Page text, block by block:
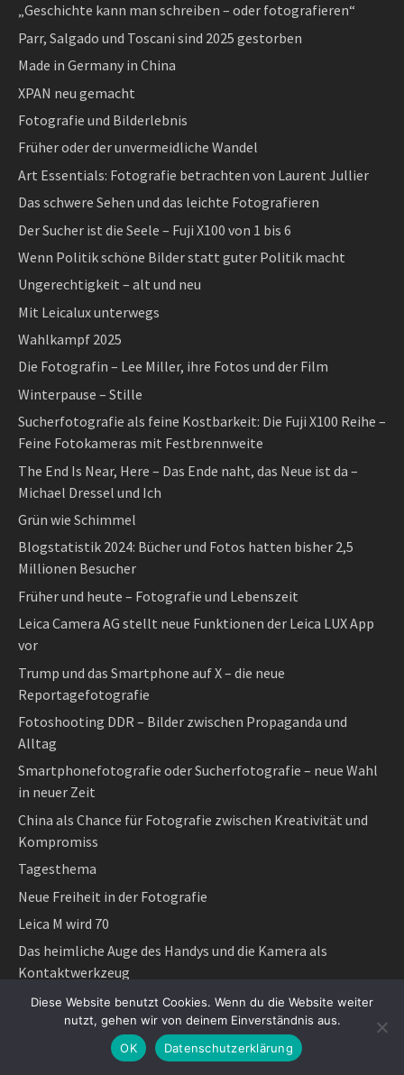
„Geschichte kann man schreiben – oder fotografieren“
Parr, Salgado und Toscani sind 2025 gestorben
Made in Germany in China
XPAN neu gemacht
Fotografie und Bilderlebnis
Früher oder der unvermeidliche Wandel
Art Essentials: Fotografie betrachten von Laurent Jullier
Das schwere Sehen und das leichte Fotografieren
Der Sucher ist die Seele – Fuji X100 von 1 bis 6
Wenn Politik schöne Bilder statt guter Politik macht
Ungerechtigkeit – alt und neu
Mit Leicalux unterwegs
Wahlkampf 2025
Die Fotografin – Lee Miller, ihre Fotos und der Film
Winterpause – Stille
Sucherfotografie als feine Kostbarkeit: Die Fuji X100 Reihe –
Feine Fotokameras mit Festbrennweite
The End Is Near, Here – Das Ende naht, das Neue ist da –
Michael Dressel und Ich
Grün wie Schimmel
Blogstatistik 2024: Bücher und Fotos hatten bisher 2,5
Millionen Besucher
Früher und heute – Fotografie und Lebenszeit
Leica Camera AG stellt neue Funktionen der Leica LUX App
vor
Trump und das Smartphone auf X – die neue
Reportagefotografie
Fotoshooting DDR – Bilder zwischen Propaganda und
Alltag
Smartphonefotografie oder Sucherfotografie – neue Wahl
in neuer Zeit
China als Chance für Fotografie zwischen Kreativität und
Kompromiss
Tagesthema
Neue Freiheit in der Fotografie
Leica M wird 70
Das heimliche Auge des Handys und die Kamera als
Kontaktwerkzeug
Fühlen, Freuen und Fotografieren
Die Tragödie des Paul Lowe
Diese Website benutzt Cookies. Wenn du die Website weiter
nutzt, gehen wir von deinem Einverständnis aus.
OK
Datenschutzerklärung